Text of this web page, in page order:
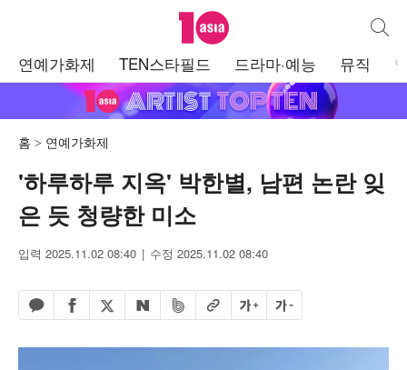
텐아시아 통합
연예가화제 TEN스타필드 드라마·예능 뮤직
홈 연예가화제
'하루하루 지옥' 박한별, 남편 논란 잊
은 듯 청량한 미소
입력 2025.11.02 08:40 수정 2025.11.02 08:40
카카오톡 공유하기
페이스북 공유하기
엑스 공유하기
네이버 공유하기
밴드 공유하기
URL복사글자 크게글자 작게